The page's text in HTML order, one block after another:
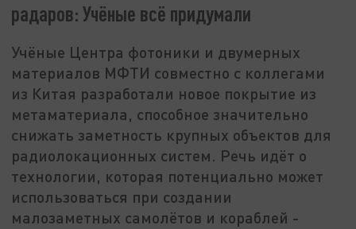
радаров: Учёные всё придумали
Учёные Центра фотоники и двумерных
материалов МФТИ совместно с коллегами
из Китая разработали новое покрытие из
метаматериала, способное значительно
снижать заметность крупных объектов для
радиолокационных систем. Речь идёт о
технологии, которая потенциально может
использоваться при создании
малозаметных самолётов и кораблей -